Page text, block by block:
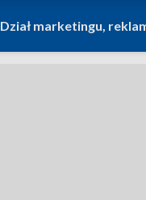
Dział marketingu,